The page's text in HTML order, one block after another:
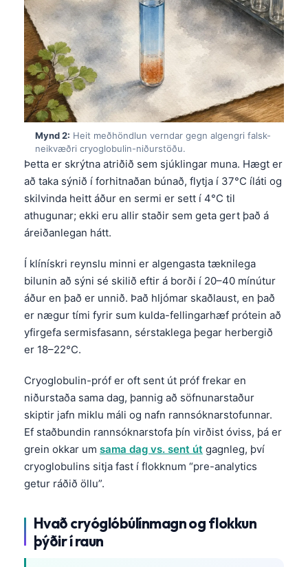
Mynd 2: Heit meðhöndlun verndar gegn algengri falsk-
neikvæðri cryoglobulin-niðurstöðu.
Þetta er skrýtna atriðið sem sjúklingar muna. Hægt er
að taka sýnið í forhitnaðan búnað, flytja í 37°C íláti og
skilvinda heitt áður en sermi er sett í 4°C til
athugunar; ekki eru allir staðir sem geta gert það á
áreiðanlegan hátt.
Í klínískri reynslu minni er algengasta tæknilega
bilunin að sýni sé skilið eftir á borði í 20–40 mínútur
áður en það er unnið. Það hljómar skaðlaust, en það
er nægur tími fyrir sum kulda-fellingarhæf prótein að
yfirgefa sermisfasann, sérstaklega þegar herbergið
er 18–22°C.
Cryoglobulin-próf er oft sent út próf frekar en
niðurstaða sama dag, þannig að söfnunarstaður
skiptir jafn miklu máli og nafn rannsóknarstofunnar.
Ef staðbundin rannsóknarstofa þín virðist óviss, þá er
grein okkar um sama dag vs. sent út gagnleg, því
cryoglobulins sitja fast í flokknum “pre-analytics
getur ráðið öllu”.
Hvað cryóglóbúlínmagn og flokkun
þýðir í raun